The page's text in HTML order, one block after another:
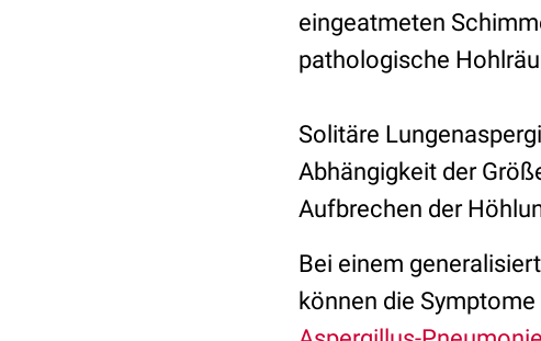
eingeatmeten
pathologische
Solitäre
Abhängigkeit der
Aufbrechen der
Bei einem
können die